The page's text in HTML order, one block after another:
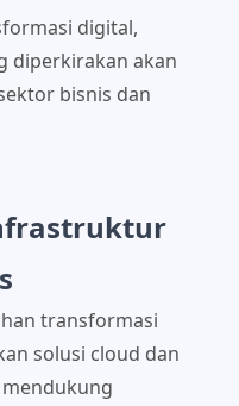
digital,
diperkirakan akan
bisnis dan
transformasi
solusi cloud dan